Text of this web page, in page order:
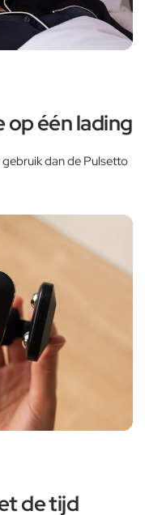
op één lading
dan de Pulsetto
de tijd